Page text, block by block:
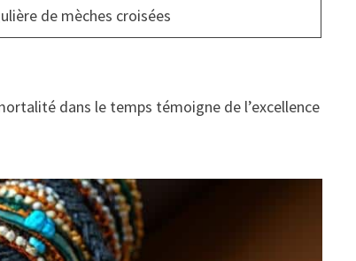
de mèches croisées
dans le temps témoigne de l’excellence